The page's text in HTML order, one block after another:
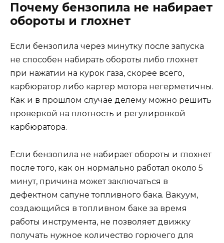
Почему бензопила не набирает
обороты и глохнет
Если бензопила через минутку после запуска
не способен набирать обороты либо глохнет
при нажатии на курок газа, скорее всего,
карбюратор либо картер мотора негерметичны.
Как и в прошлом случае делему можно решить
проверкой на плотность и регулировкой
карбюратора.
Если бензопила не набирает обороты и глохнет
после того, как он нормально работал около 5
минут, причина может заключаться в
дефектном сапуне топливного бака. Вакуум,
создающийся в топливном баке за время
работы инструмента, не позволяет движку
получать нужное количество горючего для